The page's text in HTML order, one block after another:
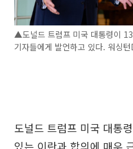
▲도널드 트럼프 미국 대통령이
기자들에게 발언하고 있다. 워싱
도널드 트럼프 미국 대통